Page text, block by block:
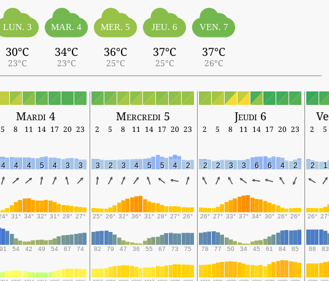
LUN. 3
30°C
23°C
MAR. 4
34°C
23°C
MER. 5
36°C
25°C
JEU. 6
37°C
25°C
VEN. 7
37°C
26°C
Mardi 4 Mercredi 5 Jeudi 6
5 8 11 14 17 20 23 2 5 8 11 14 17 20 23 2 5 8 11 14 17 20 23 2 5
4 4 4 5 4 3 3 3 2 3 4 5 5 4 2 2 2 3 3 6 6 4 2 2 1
31° 34° 32° 31° 28° 27° 25° 26° 32° 36° 31° 28° 27° 26° 26° 27° 33° 37° 34° 30° 26° 26° 26°
91 54 42 49 54 67 74 82 79 47 36 55 67 73 75 78 77 50 34 45 61 84 85 88 83